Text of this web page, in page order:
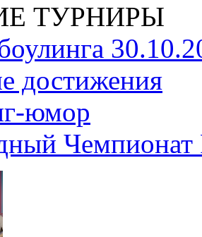
ТУРНИРЫ
достижения
юмор